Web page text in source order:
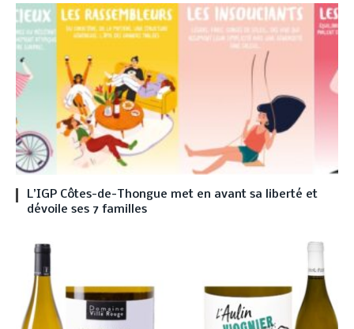
L’IGP Côtes-de-Thongue met en avant sa liberté et
dévoile ses 7 familles